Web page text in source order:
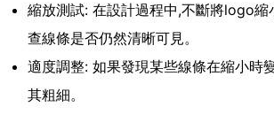
縮放測試: 在設計過程中,不斷將logo縮
查線條是否仍然清晰可見。
適度調整: 如果發現某些線條在縮小時
其粗細。